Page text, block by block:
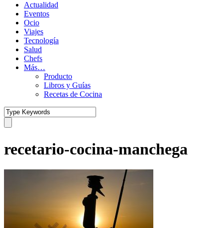
Actualidad
Eventos
Ocio
Viajes
Tecnología
Salud
Chefs
Más…
Producto
Libros y Guías
Recetas de Cocina
recetario-cocina-manchega